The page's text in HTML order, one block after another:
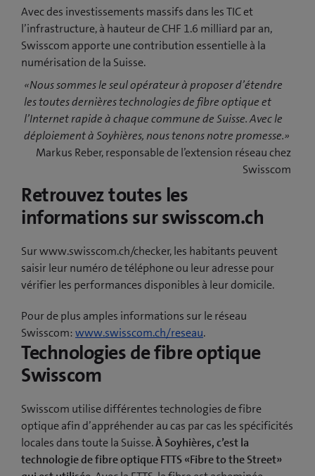
Avec des investissements massifs dans les TIC et
l’infrastructure, à hauteur de CHF 1.6 milliard par an,
Swisscom apporte une contribution essentielle à la
numérisation de la Suisse.
«Nous sommes le seul opérateur à proposer d’étendre
les toutes dernières technologies de fibre optique et
l’Internet rapide à chaque commune de Suisse. Avec le
déploiement à Soyhières, nous tenons notre promesse.»
Markus Reber, responsable de l’extension réseau chez
Swisscom
Retrouvez toutes les
informations sur swisscom.ch
Sur www.swisscom.ch/checker, les habitants peuvent
saisir leur numéro de téléphone ou leur adresse pour
vérifier les performances disponibles à leur domicile.
Pour de plus amples informations sur le réseau
Swisscom: www.swisscom.ch/reseau.
Technologies de fibre optique
Swisscom
Swisscom utilise différentes technologies de fibre
optique afin d’appréhender au cas par cas les spécificités
locales dans toute la Suisse.À Soyhières, c’est la
technologie de fibre optique FTTS «Fibre to the Street»